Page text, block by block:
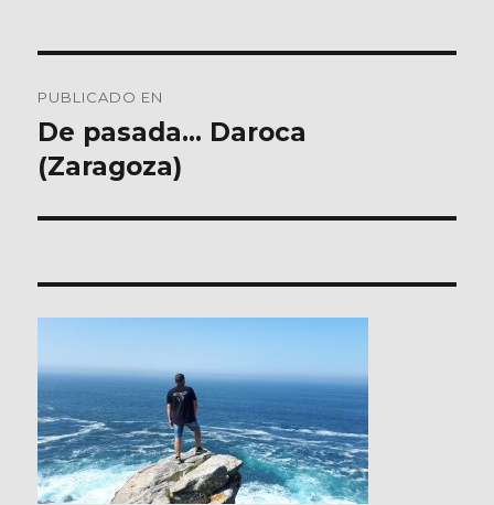
de
entradas
PUBLICADO EN
De pasada… Daroca
(Zaragoza)